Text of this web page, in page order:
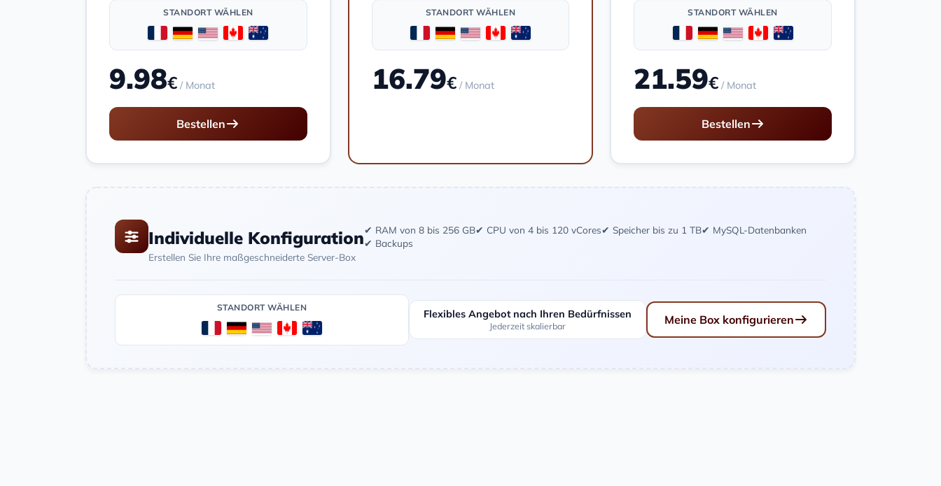
STANDORT WÄHLEN
9.98€ / Monat
Bestellen
STANDORT WÄHLEN
16.79€ / Monat
STANDORT WÄHLEN
21.59€ / Monat
Bestellen
Individuelle Konfiguration
Erstellen Sie Ihre maßgeschneiderte Server-Box
✔ RAM von 8 bis 256 GB✔ CPU von 4 bis 120 vCores✔ Speicher bis zu 1 TB✔ MySQL-Datenbanken
✔ Backups
STANDORT WÄHLEN
Flexibles Angebot nach Ihren Bedürfnissen
Jederzeit skalierbar Meine Box konfigurieren